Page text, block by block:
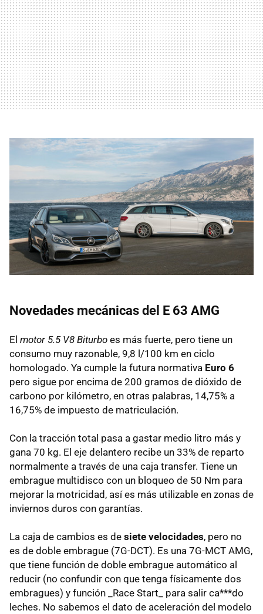
Novedades mecánicas del E 63 AMG
El motor 5.5 V8 Biturbo es más fuerte, pero tiene un
consumo muy razonable, 9,8 l/100 km en ciclo
homologado. Ya cumple la futura normativa Euro 6
pero sigue por encima de 200 gramos de dióxido de
carbono por kilómetro, en otras palabras, 14,75% a
16,75% de impuesto de matriculación.
Con la tracción total pasa a gastar medio litro más y
gana 70 kg. El eje delantero recibe un 33% de reparto
normalmente a través de una caja transfer. Tiene un
embrague multidisco con un bloqueo de 50 Nm para
mejorar la motricidad, así es más utilizable en zonas de
inviernos duros con garantías.
La caja de cambios es de siete velocidades, pero no
es de doble embrague (7G-DCT). Es una 7G-MCT AMG,
que tiene función de doble embrague automático al
reducir (no confundir con que tenga físicamente dos
embragues) y función _Race Start_ para salir ca***do
leches. No sabemos el dato de aceleración del modelo